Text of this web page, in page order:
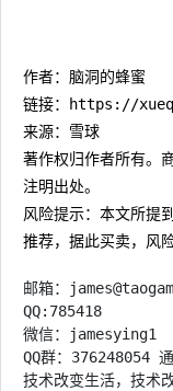
作者：脑洞的蜂蜜
链接：https://
来源：雪球
著作权归作者所有。
注明出处。
风险提示：本文所提
推荐，据此买卖，风
邮箱：
QQ:785418
微信：jamesying1
QQ群：376248054
技术改变生活，技术